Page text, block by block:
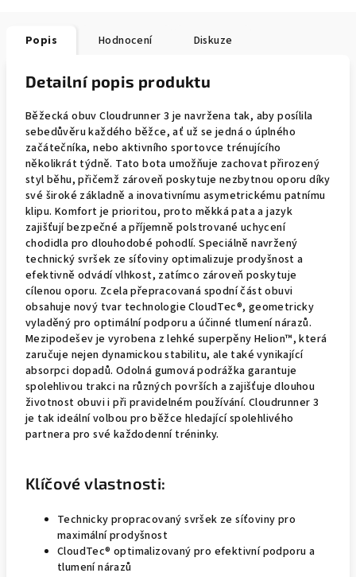
Popis Hodnocení Diskuze
Detailní popis produktu
Běžecká obuv Cloudrunner 3 je navržena tak, aby posílila
sebedůvěru každého běžce, ať už se jedná o úplného
začátečníka, nebo aktivního sportovce trénujícího
několikrát týdně. Tato bota umožňuje zachovat přirozený
styl běhu, přičemž zároveň poskytuje nezbytnou oporu díky
své široké základně a inovativnímu asymetrickému patnímu
klipu. Komfort je prioritou, proto měkká pata a jazyk
zajišťují bezpečné a příjemně polstrované uchycení
chodidla pro dlouhodobé pohodlí. Speciálně navržený
technický svršek ze síťoviny optimalizuje prodyšnost a
efektivně odvádí vlhkost, zatímco zároveň poskytuje
cílenou oporu. Zcela přepracovaná spodní část obuvi
obsahuje nový tvar technologie CloudTec®, geometricky
vyladěný pro optimální podporu a účinné tlumení nárazů.
Mezipodešev je vyrobena z lehké superpěny Helion™, která
zaručuje nejen dynamickou stabilitu, ale také vynikající
absorpci dopadů. Odolná gumová podrážka garantuje
spolehlivou trakci na různých površích a zajišťuje dlouhou
životnost obuvi i při pravidelném používání. Cloudrunner 3
je tak ideální volbou pro běžce hledající spolehlivého
partnera pro své každodenní tréninky.
Klíčové vlastnosti:
Technicky propracovaný svršek ze síťoviny pro
maximální prodyšnost
CloudTec® optimalizovaný pro efektivní podporu a
tlumení nárazů